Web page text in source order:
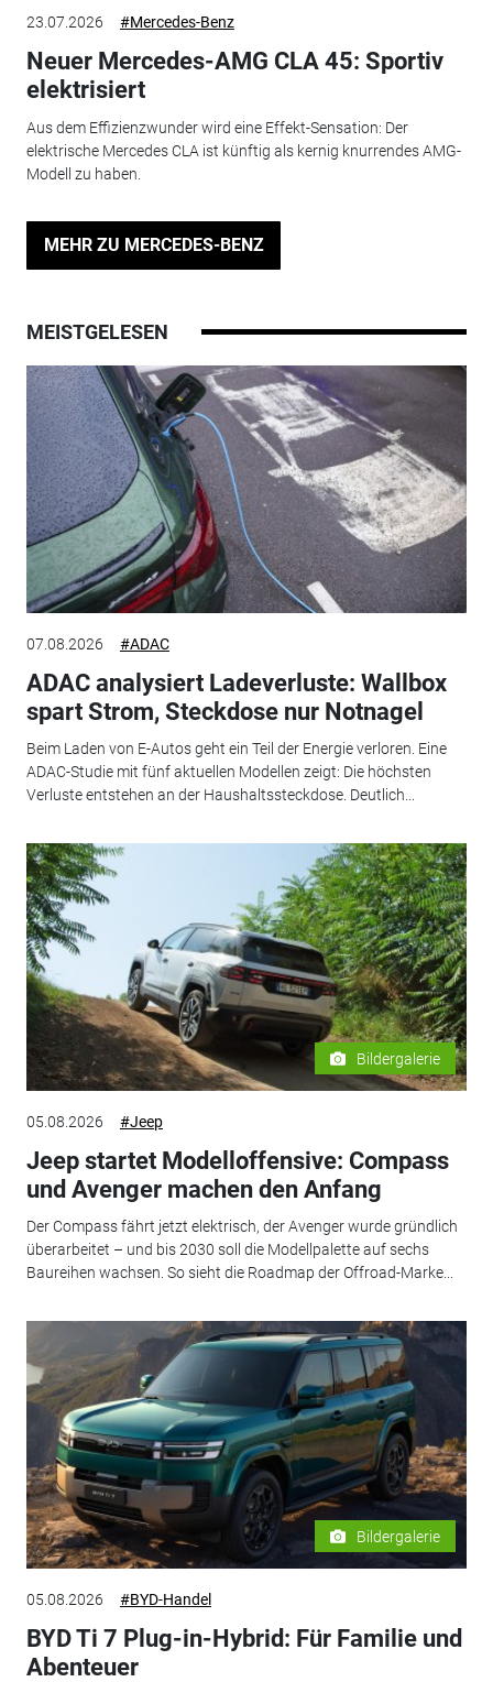
23.07.2026 #Mercedes-Benz
Neuer Mercedes-AMG CLA 45: Sportiv
elektrisiert
Aus dem Effizienzwunder wird eine Effekt-Sensation: Der
elektrische Mercedes CLA ist künftig als kernig knurrendes AMG-
Modell zu haben.
MEHR ZU MERCEDES-BENZ
MEISTGELESEN
07.08.2026 #ADAC
ADAC analysiert Ladeverluste: Wallbox
spart Strom, Steckdose nur Notnagel
Beim Laden von E-Autos geht ein Teil der Energie verloren. Eine
ADAC-Studie mit fünf aktuellen Modellen zeigt: Die höchsten
Verluste entstehen an der Haushaltssteckdose. Deutlich...
Bildergalerie
05.08.2026 #Jeep
Jeep startet Modelloffensive: Compass
und Avenger machen den Anfang
Der Compass fährt jetzt elektrisch, der Avenger wurde gründlich
überarbeitet – und bis 2030 soll die Modellpalette auf sechs
Baureihen wachsen. So sieht die Roadmap der Offroad-Marke...
Bildergalerie
05.08.2026 #BYD-Handel
BYD Ti 7 Plug-in-Hybrid: Für Familie und
Abenteuer